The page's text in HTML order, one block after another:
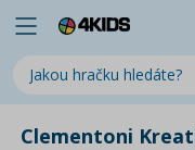
Clementoni